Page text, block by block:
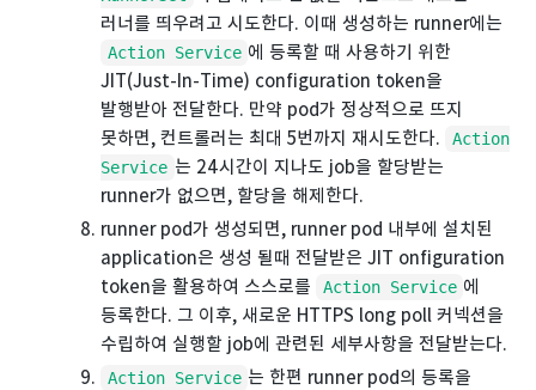
러너를 띄우려고 시도한다. 이때 생성하는 runner에는
Action Service 에 등록할 때 사용하기 위한
JIT(Just-In-Time) configuration token을
발행받아 전달한다. 만약 pod가 정상적으로 뜨지
못하면, 컨트롤러는 최대 5번까지 재시도한다.
Action
Service 는 24시간이 지나도 job을 할당받는
runner가 없으면, 할당을 해제한다.
runner pod가 생성되면, runner pod 내부에 설치된
application은 생성 될때 전달받은 JIT onfiguration
token을 활용하여 스스로를
Action Service 에
등록한다. 그 이후, 새로운 HTTPS long poll 커넥션을
수립하여 실행할 job에 관련된 세부사항을 전달받는다.
Action Service 는 한편 runner pod의 등록을